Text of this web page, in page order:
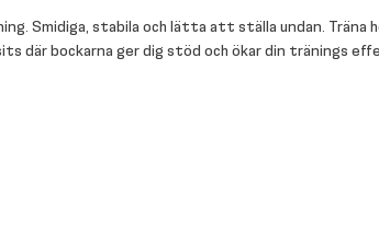
Smidiga, stabila och lätta att ställa undan. Träna
där bockarna ger dig stöd och ökar din tränings